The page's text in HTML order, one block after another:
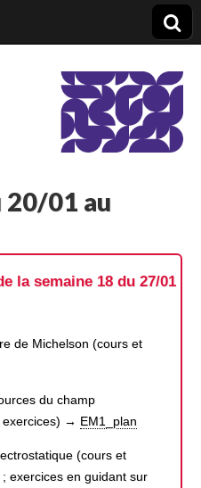
20/01 au
la semaine 18 du 27/01
de Michelson (cours et
du champ
exercices) → EM1_plan
(cours et
exercices en guidant sur